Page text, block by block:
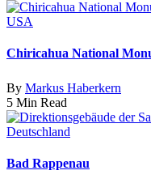
USA
Chiricahua National
By Markus Haberkern
5 Min Read
Deutschland
Bad Rappenau